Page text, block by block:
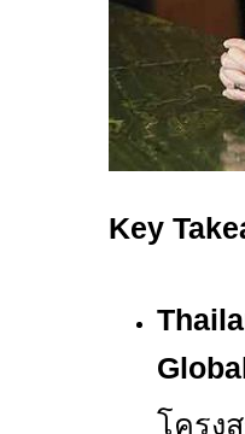
Key
โครง